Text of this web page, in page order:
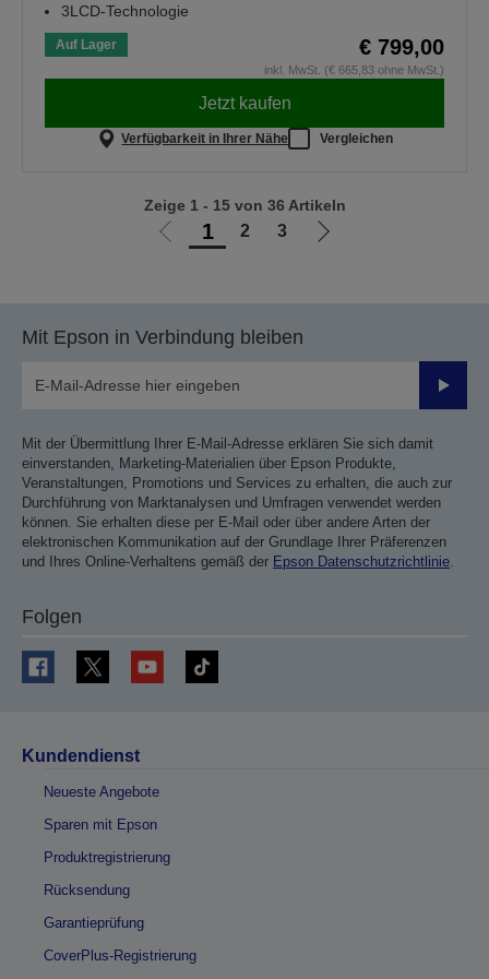
3LCD-Technologie
Auf Lager € 799,00
inkl. MwSt. (€ 665,83 ohne MwSt.)
Jetzt kaufen
Verfügbarkeit in Ihrer Nähe Vergleichen
Zur
1 2 3
Zur
Zeige 1 - 15 von 36 Artikeln
Mit Epson in Verbindung bleiben
Mit der Übermittlung Ihrer E-Mail-Adresse erklären Sie sich damit
einverstanden, Marketing-Materialien über Epson Produkte,
Veranstaltungen, Promotions und Services zu erhalten, die auch zur
Durchführung von Marktanalysen und Umfragen verwendet werden
können. Sie erhalten diese per E-Mail oder über andere Arten der
elektronischen Kommunikation auf der Grundlage Ihrer Präferenzen
und Ihres Online-Verhaltens gemäß der Epson Datenschutzrichtlinie.
Folgen
Kundendienst
Neueste Angebote
Sparen mit Epson
Produktregistrierung
Rücksendung
Garantieprüfung
CoverPlus-Registrierung